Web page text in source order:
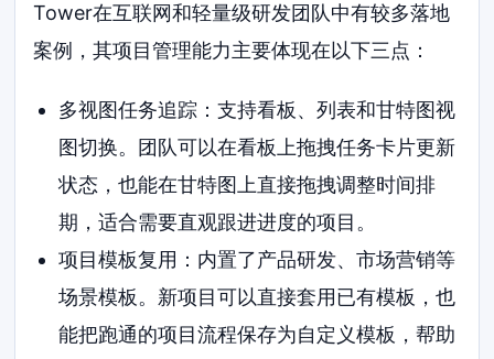
Tower在互联网和轻量级研发团队中有较多落地
案例，其项目管理能力主要体现在以下三点：
多视图任务追踪：支持看板、列表和甘特图视
图切换。团队可以在看板上拖拽任务卡片更新
状态，也能在甘特图上直接拖拽调整时间排
期，适合需要直观跟进进度的项目。
项目模板复用：内置了产品研发、市场营销等
场景模板。新项目可以直接套用已有模板，也
能把跑通的项目流程保存为自定义模板，帮助